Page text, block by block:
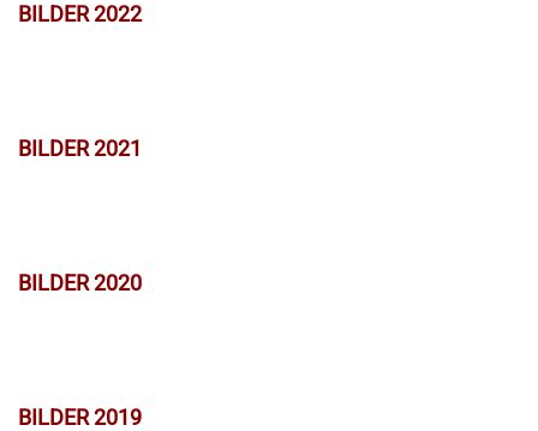
BILDER 2022
BILDER 2021
BILDER 2020
BILDER 2019